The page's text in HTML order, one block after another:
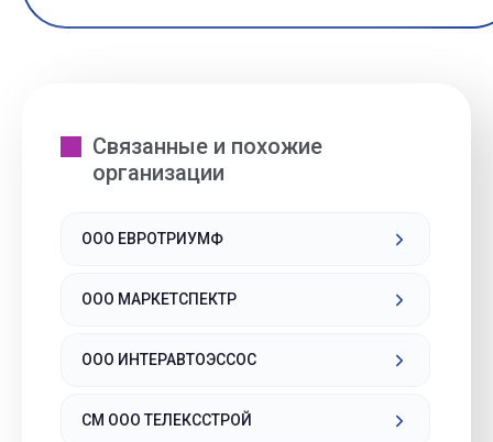
Связанные и похожие
организации
ООО ЕВРОТРИУМФ
ООО МАРКЕТСПЕКТР
ООО ИНТЕРАВТОЭССОС
СМ ООО ТЕЛЕКССТРОЙ